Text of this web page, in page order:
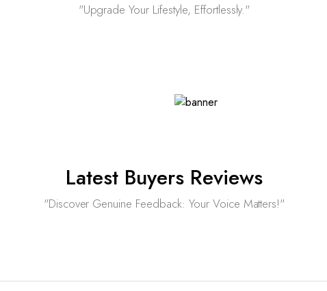
"Upgrade Your Lifestyle, Effortlessly."
Latest Buyers Reviews
"Discover Genuine Feedback: Your Voice Matters!"